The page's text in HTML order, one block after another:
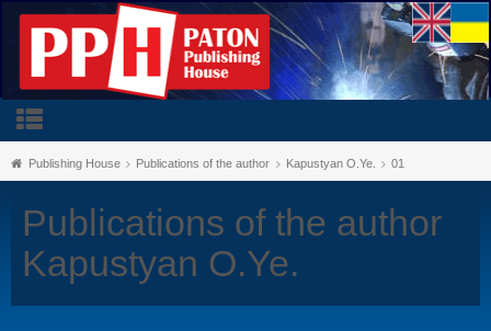
Publishing House Publications of the author Kapustyan O.Ye. 01
Publications of the author
Kapustyan O.Ye.